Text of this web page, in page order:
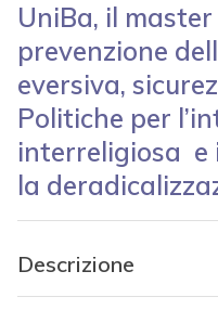
UniBa, il
prevenzione
eversiva,
Politiche per
interreligiosa e
la
Descrizione